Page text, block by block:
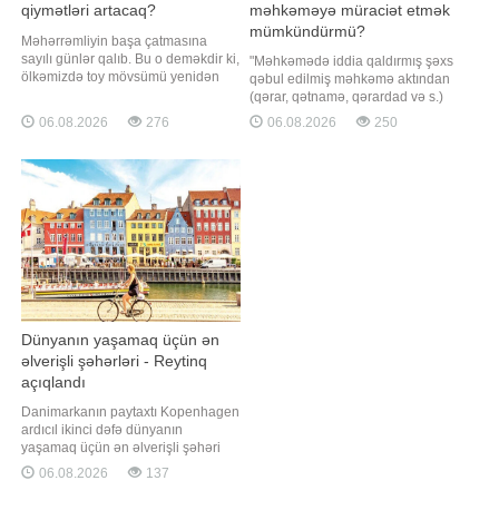
qiymətləri artacaq?
Məhərrəmliyin başa çatmasına
sayılı günlər qalıb. Bu o deməkdir ki,
ölkəmizdə toy mövsümü yenidən
Evlənməyə hazırlaşan cütlükləri ən
çox maraqlandıran məsələlərdən
dəyişib-dəyişməməsi, eləcə də
uyğun tarix tapmağın
mümkünlüyüdür. Bəs real duru
06.08.2026 276
məhkəməyə müraciət etmək
mümkündürmü?
"Məhkəmədə iddia qaldırmış şəxs
qəbul edilmiş məhkəmə aktından
(qərar, qətnamə, qərardad və s.)
narazı qaldıqda, qanunvericilikdə
nəzərdə tutulmuş qaydada həmin
06.08.2026 250
Dünyanın yaşamaq üçün ən
əlverişli şəhərləri - Reytinq
açıqlandı
Danimarkanın paytaxtı Kopenhagen
ardıcıl ikinci dəfə dünyanın
yaşamaq üçün ən əlverişli şəhəri
seçilib. Qaynarinfo xəbər verir ki, bu
barədə Economist Intelligence Unit
06.08.2026 137